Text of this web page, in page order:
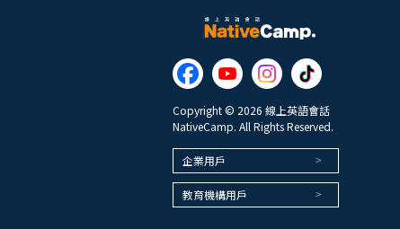
Copyright © 2026 線上英語會話
NativeCamp. All Rights Reserved.
企業用戶
教育機構用戶